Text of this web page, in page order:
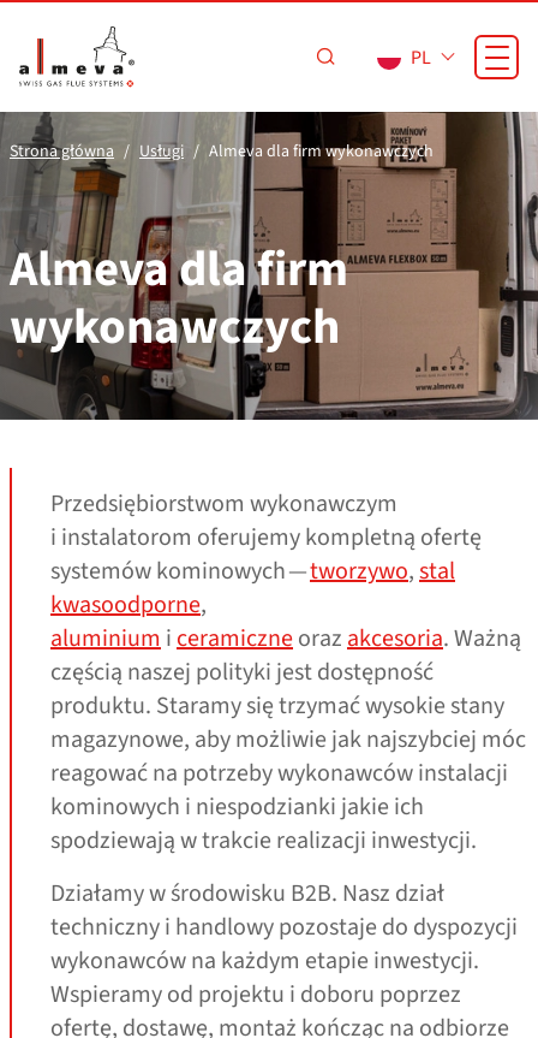
PL
Strona główna Usługi Almeva dla firm wykonawczych
Almeva dla firm
wykonawczych
Przedsiębiorstwom wykonawczym
i instalatorom oferujemy kompletną ofertę
systemów kominowych —tworzywo,stal
kwasoodporne,
aluminiumiceramiczneorazakcesoria. Ważną
częścią naszej polityki jest dostępność
produktu. Staramy się trzymać wysokie stany
magazynowe, aby możliwie jak najszybciej móc
reagować na potrzeby wykonawców instalacji
kominowych i niespodzianki jakie ich
spodziewają w trakcie realizacji inwestycji.
Działamy w środowisku B2B. Nasz dział
techniczny i handlowy pozostaje do dyspozycji
wykonawców na każdym etapie inwestycji.
Wspieramy od projektu i doboru poprzez
ofertę, dostawę, montaż kończąc na odbiorze